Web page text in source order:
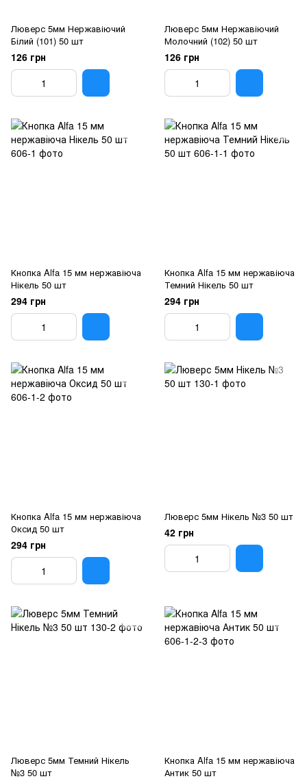
Люверс 5мм Нержавіючий
Білий (101) 50 шт
126 грн
Люверс 5мм Нержавіючий
Молочний (102) 50 шт
126 грн
Кнопка Alfa 15 мм нержавіюча
Нікель 50 шт
294 грн
Кнопка Alfa 15 мм нержавіюча
Темний Нікель 50 шт
294 грн
Кнопка Alfa 15 мм нержавіюча
Оксид 50 шт
294 грн
Люверс 5мм Нікель №3 50 шт
42 грн
Люверс 5мм Темний Нікель
№3 50 шт
Кнопка Alfa 15 мм нержавіюча
Антик 50 шт